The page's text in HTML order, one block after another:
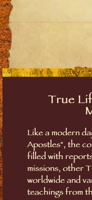
True
Like a modern
Apostles", the
filled with
missions, other
worldwide and
teachings from